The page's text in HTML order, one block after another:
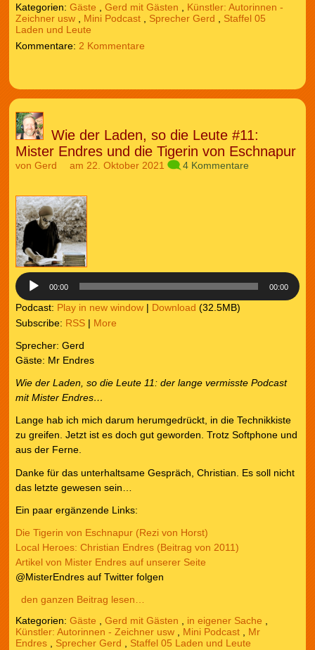
Kategorien: Gäste Gerd mit Gästen
Künstler: Autorinnen -
Zeichner usw, Mini Podcast, Sprecher Gerd
Staffel 05
Laden und Leute
2 Kommentare
Wie der Laden, so die Leute #11:
Mister Endres und die Tigerin von Eschnapur
von Gerd am 22. Oktober 2021 4 Kommentare
00:00 00:00
Podcast: Play in new window| Download (32.5MB)
Subscribe: RSS| More
Sprecher: Gerd
Gäste: Mr Endres
Wie der Laden, so die Leute11: der lange vermisste Podcast
mit Mister Endres…
Lange hab ich mich darum herumgedrückt, in die Technikkiste
zu greifen. Jetzt ist es doch gut geworden. Trotz Softphone und
aus der Ferne.
Danke für das unterhaltsame Gespräch, Christian. Es soll nicht
das letzte gewesen sein…
Ein paar ergänzende Links:
Die Tigerin von Eschnapur (Rezi von Horst)
Local Heroes: Christian Endres (Beitrag von 2011)
Artikel von Mister Endres auf unserer Seite
@MisterEndres auf Twitter folgen
den ganzen Beitrag lesen…
Kategorien: Gäste , Gerd mit Gästen , in eigener Sache ,
Künstler: Autorinnen - Zeichner usw, Mini Podcast, Mr
Endres, Sprecher Gerd , Staffel 05 Laden und Leute